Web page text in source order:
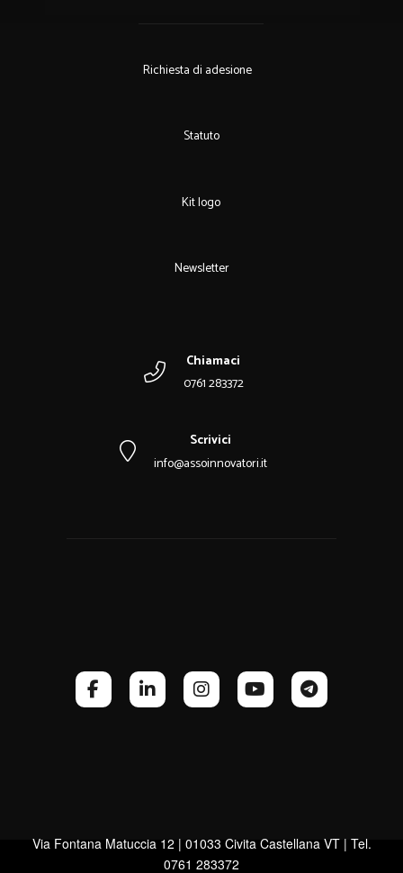
Richiesta di adesione
Statuto
Kit logo
Newsletter
Chiamaci
0761 283372
Scrivici
info@assoinnovatori.it
Via Fontana Matuccia 12 | 01033 Civita Castellana VT | Tel.
0761 283372